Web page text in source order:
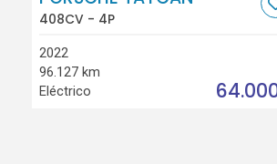
408CV - 4P
2022
96.127 km
Eléctrico